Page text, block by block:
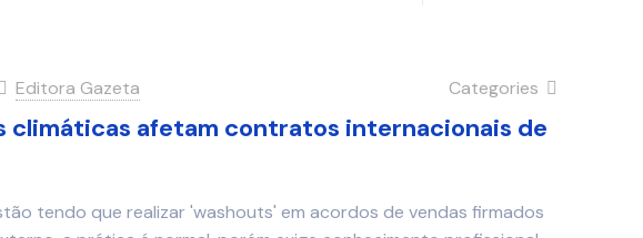
Editora Gazeta Categories
climáticas afetam contratos internacionais de
tendo que realizar 'washouts' em acordos de vendas firmados